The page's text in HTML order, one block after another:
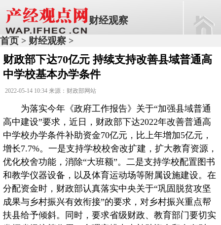
财经观察
首页 > 财经观察 >
财政部下达70亿元 持续支持改善县域普通高
中学校基本办学条件
2022-05-14 10:34 来源：财政部网站
为落实今年《政府工作报告》关于“加强县域普通
高中建设”要求，近日，财政部下达2022年改善普通高
中学校办学条件补助资金70亿元，比上年增加5亿元，
增长7.7%。一是支持学校校舍改扩建，扩大教育资源，
优化校舍功能，消除“大班额”。二是支持学校配置图书
和教学仪器设备，以及体育运动场等附属设施建设。在
分配资金时，财政部认真落实中央关于“巩固脱贫攻坚
成果与乡村振兴有效衔接”的要求，对乡村振兴重点帮
扶县给予倾斜。同时，要求省级财政、教育部门要切实